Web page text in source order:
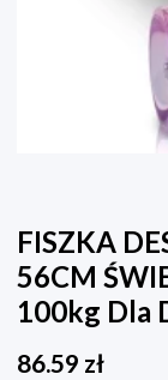
FISZKA
56CM
100kg Dla
86.59 zł